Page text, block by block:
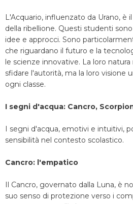
L'Acquario, influenzato da Urano, è
della ribellione. Questi studenti
idee e approcci. Sono
che riguardano il futuro e la
le scienze innovative. La loro
sfidare l'autorità, ma la loro visione
ogni classe.
I segni d'acqua: Cancro,
I segni d'acqua, emotivi e intuitivi,
sensibilità nel contesto scolastico.
Cancro: l'empatico
Il Cancro, governato dalla Luna, è
suo senso di protezione verso i